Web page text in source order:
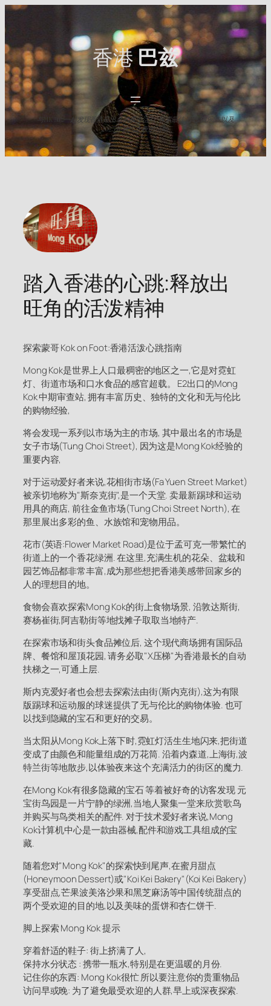
Skip
content
香港巴兹
与HK Baz一起发现香港最出名的夜生活点. 探索最佳酒吧,俱乐部,以及
2025年难忘之夜的活动.
踏入香港的心跳:释放出
旺角的活泼精神
探索蒙哥 Kok on Foot:香港活泼心跳指南
Mong Kok是世界上人口最稠密的地区之一,它是对霓虹
灯、街道市场和口水食品的感官超载。 E2出口的Mong
Kok 中期审查站, 拥有丰富历史、独特的文化和无与伦比
的购物经验,
将会发现一系列以市场为主的市场, 其中最出名的市场是
女子市场(Tung Choi Street), 因为这是Mong Kok经验的
重要内容,
对于运动爱好者来说,花相街市场(Fa Yuen Street Market)
被亲切地称为"斯奈克街",是一个天堂. 卖最新踢球和运动
用具的商店, 前往金鱼市场(Tung Choi Street North), 在
那里展出多彩的鱼、水族馆和宠物用品。
花市(英语:Flower Market Road)是位于孟可克一带繁忙的
街道上的一个香花绿洲. 在这里,充满生机的花朵、盆栽和
园艺饰品都非常丰富,成为那些想把香港美感带回家乡的
人的理想目的地。
食物会喜欢探索Mong Kok的街上食物场景, 沿敦达斯街,
赛杨崔街,阿吉勒街等地找摊子取取当地特产.
在探索市场和街头食品摊位后, 这个现代商场拥有国际品
牌、餐馆和屋顶花园, 请务必取"X压梯"为香港最长的自动
扶梯之一,可通上层.
斯内克爱好者也会想去探索法由街(斯内克街),这为有限
版踢球和运动服的球迷提供了无与伦比的购物体验. 也可
以找到隐藏的宝石和更好的交易。
当太阳从Mong Kok上落下时,霓虹灯活生生地闪来,把街道
变成了由颜色和能量组成的万花筒. 沿着内森道,上海街,波
特兰街等地散步,以体验夜来这个充满活力的街区的魔力.
在Mong Kok有很多隐藏的宝石 等着被好奇的访客发现 元
宝街鸟园是一片宁静的绿洲,当地人聚集一堂来欣赏歌鸟
并购买与鸟类相关的配件. 对于技术爱好者来说,Mong
Kok计算机中心是一款由器械,配件和游戏工具组成的宝
藏.
随着您对"Mong Kok"的探索快到尾声,在蜜月甜点
(Honeymoon Dessert)或"Koi Kei Bakery"(Koi Kei Bakery)
享受甜点,芒果波美洛沙果和黑芝麻汤等中国传统甜点的
两个受欢迎的目的地,以及美味的蛋饼和杏仁饼干.
脚上探索 Mong Kok 提示
穿着舒适的鞋子: 街上挤满了人,
保持水分状态 : 携带一瓶水,特别是在更温暖的月份.
记住你的东西: Mong Kok很忙 所以要注意你的贵重物品
访问早或晚: 为了避免最受欢迎的人群,早上或深夜探索.